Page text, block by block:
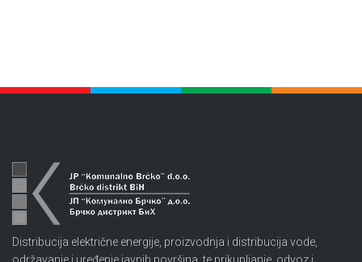
Distribucija električne energije, proizvodnja i distribucija vode,